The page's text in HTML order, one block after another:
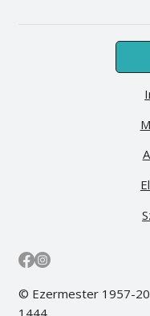
© Ezermester 1957-
1444